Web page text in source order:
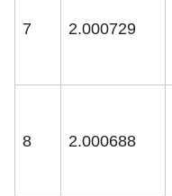
7 2.000729
8 2.000688